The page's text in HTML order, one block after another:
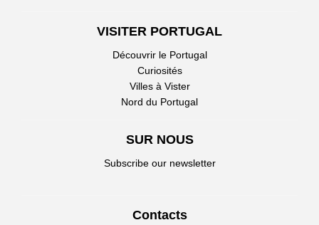
VISITER PORTUGAL
Découvrir le Portugal
Curiosités
Villes à Vister
Nord du Portugal
SUR NOUS
Subscribe our newsletter
Contacts